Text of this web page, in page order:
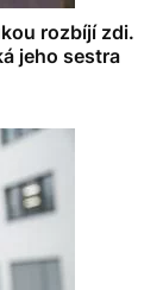
rozbíjí zdi.
jeho sestra